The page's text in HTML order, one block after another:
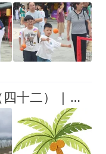
实践育人·2026走进千企（四十二） | 探访洛南秦岭明珠产业园，调研乡村振兴下本土农林产业发展[梅好长安队（4）]